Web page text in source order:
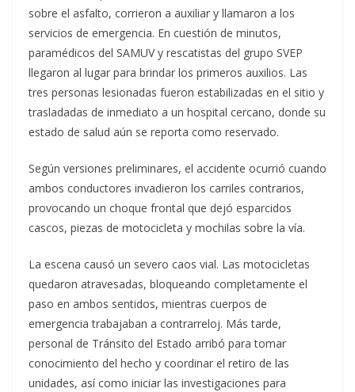
sobre el asfalto, corrieron a auxiliar y llamaron a los
servicios de emergencia. En cuestión de minutos,
paramédicos del SAMUV y rescatistas del grupo SVEP
llegaron al lugar para brindar los primeros auxilios. Las
tres personas lesionadas fueron estabilizadas en el sitio y
trasladadas de inmediato a un hospital cercano, donde su
estado de salud aún se reporta como reservado.
Según versiones preliminares, el accidente ocurrió cuando
ambos conductores invadieron los carriles contrarios,
provocando un choque frontal que dejó esparcidos
cascos, piezas de motocicleta y mochilas sobre la vía.
La escena causó un severo caos vial. Las motocicletas
quedaron atravesadas, bloqueando completamente el
paso en ambos sentidos, mientras cuerpos de
emergencia trabajaban a contrarreloj. Más tarde,
personal de Tránsito del Estado arribó para tomar
conocimiento del hecho y coordinar el retiro de las
unidades, así como iniciar las investigaciones para